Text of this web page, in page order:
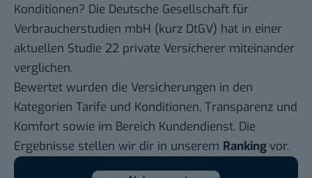
Konditionen? Die Deutsche Gesellschaft für
Verbraucherstudien mbH (kurz DtGV) hat in einer
aktuellen Studie 22 private Versicherer miteinander
verglichen.
Bewertet wurden die Versicherungen in den
Kategorien Tarife und Konditionen, Transparenz und
Komfort sowie im Bereich Kundendienst. Die
Ergebnisse stellen wir dir in unserem Rankingvor.